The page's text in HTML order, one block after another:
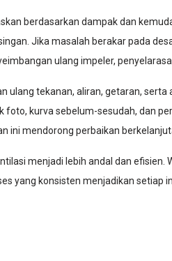
berdasarkan dampak dan
Jika masalah berakar pada
ulang impeler,
ulang tekanan, aliran, getaran,
kurva sebelum-sesudah, dan
ini mendorong perbaikan
menjadi lebih andal dan
yang konsisten menjadikan